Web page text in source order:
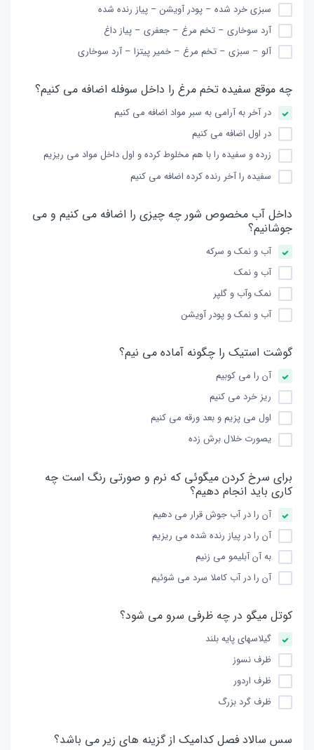
سبزی خرد شده – پودر آویشن – پیاز رنده شده
آرد سوخاری – تخم مرغ – جعفری – پیاز داغ
آلو – سبزی – تخم مرغ – خمیر پیتزا – آرد سوخاری
چه موقع سفیده تخم مرغ را داخل سوفله اضافه می کنیم؟
در آخر به آرامی به سبر مواد اضافه می کنیم
در اول اضافه می کنیم
زرده و سفیده را با هم مخلوط کرده و اول داخل مواد می ریزیم
سفیده را آخر رنده کرده اضافه می کنیم
داخل آب مخصوص شور چه چیزی را اضافه می کنیم و می
جوشانیم؟
آب و نمک و سرکه
آب و نمک
نمک وآب و گلپر
آب و نمک و پودر آویشن
گوشت استیک را چگونه آماده می نیم؟
آن را می کوبیم
ریز خرد می کنیم
اول می پزیم و بعد ورقه می کنیم
یصورت خلال برش زده
برای سرخ کردن میگوئی که نرم و صورتی رنگ است چه
کاری باید انجام دهیم؟
آن را در آب جوش قرار می دهیم
آن را در پیاز رنده شده می ریزیم
به آن آبلیمو می زنیم
آن را در آب کاملا سرد می شوئیم
کوتل میگو در چه ظرفی سرو می شود؟
گیلاسهای پایه بلند
ظرف نسوز
ظرف اردور
ظرف گرد بزرگ
سس سالاد فصل کدامیک از گزینه های زیر می باشد؟